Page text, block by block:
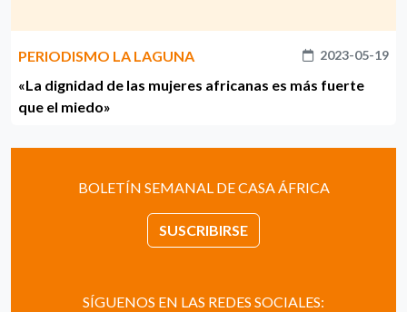
PERIODISMO LA LAGUNA 2023-05-19
«La dignidad de las mujeres africanas es más fuerte
que el miedo»
BOLETÍN SEMANAL DE CASA ÁFRICA
SUSCRIBIRSE
SÍGUENOS EN LAS REDES SOCIALES: